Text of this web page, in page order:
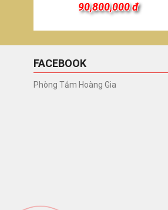
90,800,000 đ
FACEBOOK
Phòng Tắm Hoàng Gia